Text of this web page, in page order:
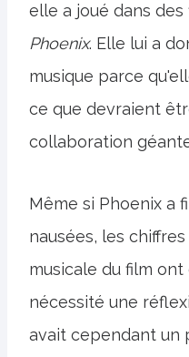
elle a joué dans des
Phoenix. Elle lui a
musique parce
ce que devraient
collaboration
Même si Phoenix a
nausées, les
musicale du film
nécessité une
avait cependant un